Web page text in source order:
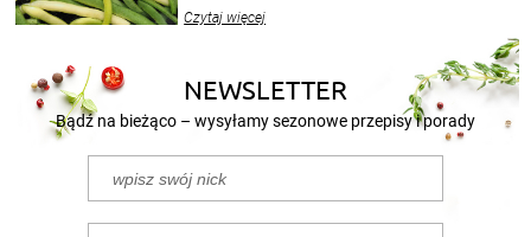
nasze propozycje!
Czytaj więcej
NEWSLETTER
Bądź na bieżąco – wysyłamy sezonowe przepisy i porady